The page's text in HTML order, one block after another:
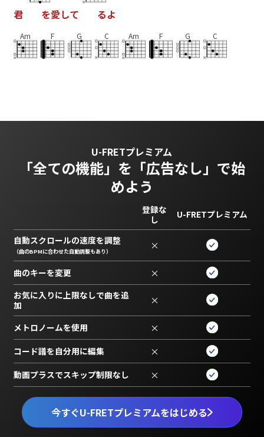
君 を愛して るよ
Am F G C Am F G C
U-FRETプレミアム
「全ての機能」を 「広告なし」で始
めよう
今すぐU-FRETプレミアムをはじめる
登録な
し
U-FRETプレミアム
自動スクロールの速度を調整
（曲のBPMに合わせた自動調整もあり） ×
曲のキーを変更 ×
お気に入りに上限なしで曲を追
加
×
メトロノームを使用 ×
コード譜を自分用に編集 ×
動画プラスでスキップ制限なし ×